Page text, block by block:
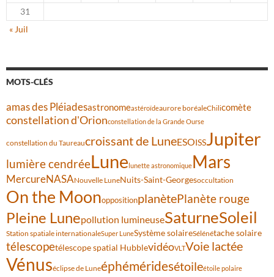
31
« Juil
MOTS-CLÉS
amas des Pléiadesastronomeastéroïdeaurore boréaleChilicomète
constellation d'Orionconstellation de la Grande Ourse
constellation du Taureaucroissant de LuneESOISSJupiter
lumière cendréeLune lunette astronomiqueMars
MercureNASANouvelle LuneNuits-Saint-Georgesoccultation
On the MoonoppositionplanètePlanète rouge
Pleine Lunepollution lumineuseSaturneSoleil
Station spatiale internationaleSuper LuneSystème solaireSélénétache solaire
télescopetélescope spatial HubblevidéoVLTVoie lactée
Vénuséclipse de Luneéphéméridesétoileétoile polaire